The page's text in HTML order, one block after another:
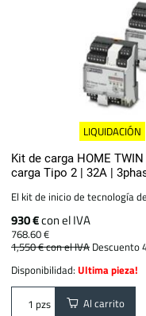
LIQUIDACIÓN
Kit de carga HOME
carga Tipo 2 | 32A |
El kit de inicio de tecnología
930 €con el IVA
768.60 €
1,550 €con el IVA Descuento
Disponibilidad:Ultima pieza!
pzs Al carrito